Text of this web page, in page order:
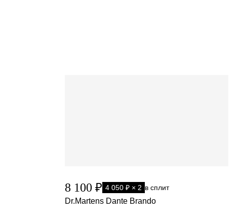
8 100 ₽ 4 050 ₽ × 2 в сплит
Dr.Martens Dante Brando